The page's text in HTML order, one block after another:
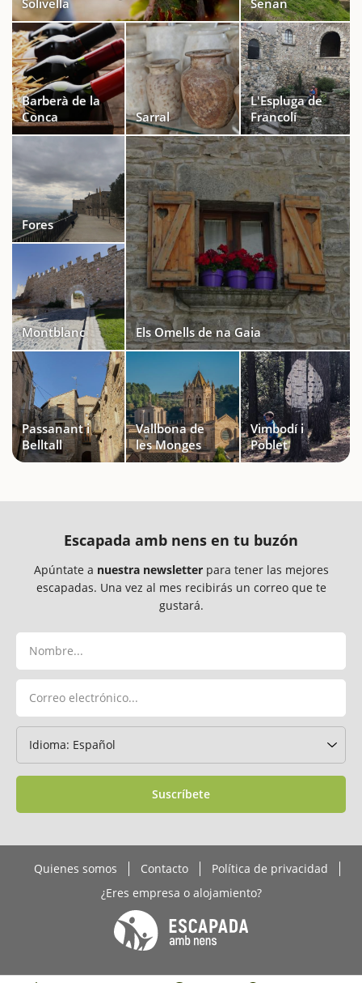
Solivella Senan
Barberà de la
Conca
Sarral
L'Espluga de
Francolí
Fores
Montblanc Els Omells de na Gaia
Passanant i
Belltall
Vallbona de
les Monges
Vimbodí i
Poblet
Escapada amb nens en tu buzón
Apúntate a nuestra newsletterpara tener las mejores
escapadas. Una vez al mes recibirás un correo que te
gustará.
Suscríbete
Quienes somos Contacto
Política de privacidad
¿Eres empresa o alojamiento?